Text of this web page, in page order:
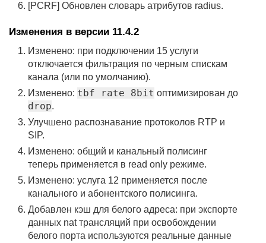
[PCRF] Обновлен словарь атрибутов radius.
Изменения в версии 11.4.2
Изменено: при подключении 15 услуги
отключается фильтрация по черным спискам
канала (или по умолчанию).
Изменено: tbf rate 8bit оптимизирован до
drop.
Улучшено распознавание протоколов RTP и
SIP.
Изменено: общий и канальный полисинг
теперь применяется в read only режиме.
Изменено: услуга 12 применяется после
канального и абонентского полисинга.
Добавлен кэш для белого адреса: при экспорте
данных nat трансляций при освобождении
белого порта используются реальные данные